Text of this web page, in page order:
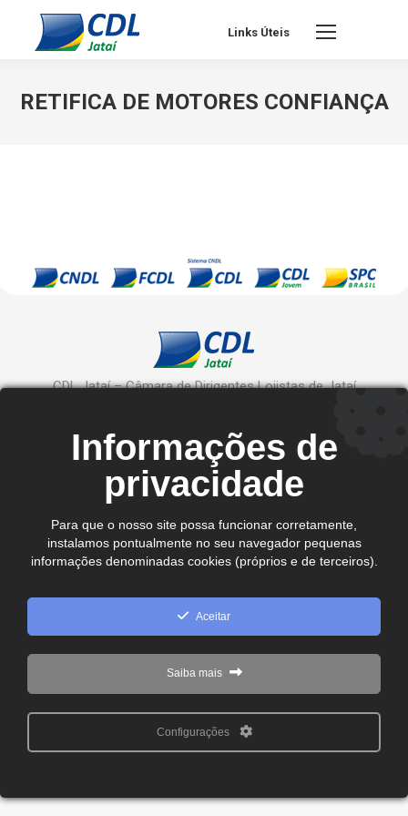
Links Úteis
RETIFICA DE MOTORES CONFIANÇA
CDL Jataí – Câmara de Dirigentes Lojistas de Jataí
Ver no mapa
comercial@cdljatai
(64) 99602 - 8923
Copyright © 2024 - 2026 CDL Jataí Todos os direitos
Informações de
privacidade
Para que o nosso site possa funcionar corretamente,
instalamos pontualmente no seu navegador pequenas
informações denominadas cookies (próprios e de terceiros).
Aceitar
Saiba mais
Configurações